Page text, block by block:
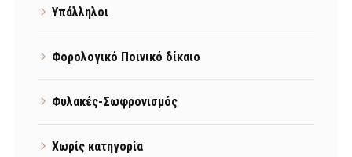
Υπάλληλοι
Φορολογικό Ποινικό δίκαιο
Φυλακές-Σωφρονισμός
Χωρίς κατηγορία